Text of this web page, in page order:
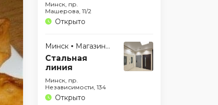
Минск, пр.
Машерова, 11/2
Открыто
Минск Магазины
Стальная
линия
Минск, пр.
Независимости, 134
Открыто